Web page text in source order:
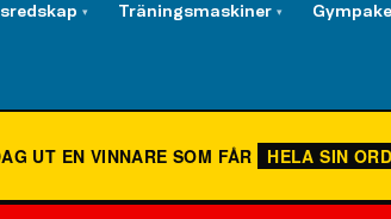
▾ Träningsmaskiner ▾
UT EN VINNARE SOM FÅR HELA SIN